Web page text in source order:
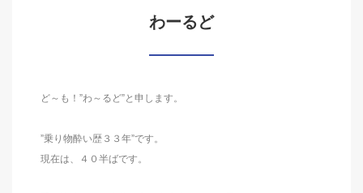
わーるど
ど～も！”わ～るど”と申します。
”乗り物酔い歴３３年”です。
現在は、４０半ばです。